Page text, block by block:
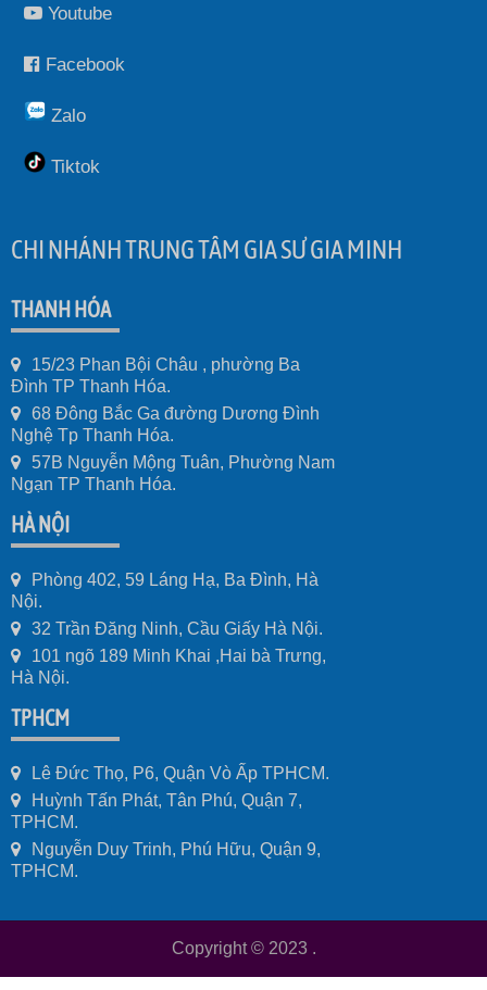
Youtube
Facebook
Zalo
Tiktok
CHI NHÁNH TRUNG TÂM GIA SƯ GIA MINH
THANH HÓA
15/23 Phan Bội Châu , phường Ba
Đình TP Thanh Hóa.
68 Đông Bắc Ga đường Dương Đình
Nghệ Tp Thanh Hóa.
57B Nguyễn Mộng Tuân, Phường Nam
Ngạn TP Thanh Hóa.
HÀ NỘI
Phòng 402, 59 Láng Hạ, Ba Đình, Hà
Nội.
32 Trần Đăng Ninh, Cầu Giấy Hà Nội.
101 ngõ 189 Minh Khai ,Hai bà Trưng,
Hà Nội.
TPHCM
Lê Đức Thọ, P6, Quận Vò Ấp TPHCM.
Huỳnh Tấn Phát, Tân Phú, Quận 7,
TPHCM.
Nguyễn Duy Trinh, Phú Hữu, Quận 9,
TPHCM.
Copyright © 2023 .